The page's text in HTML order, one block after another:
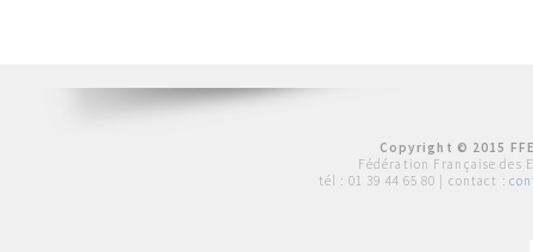
Copyright © 2015
Fédération Française des
tél : 01 39 44 65 80 | contact :